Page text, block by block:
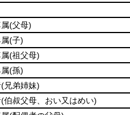
(父母)
(子)
(祖父母)
(孫)
(兄弟姉妹)
(伯叔父母、おい又はめい)